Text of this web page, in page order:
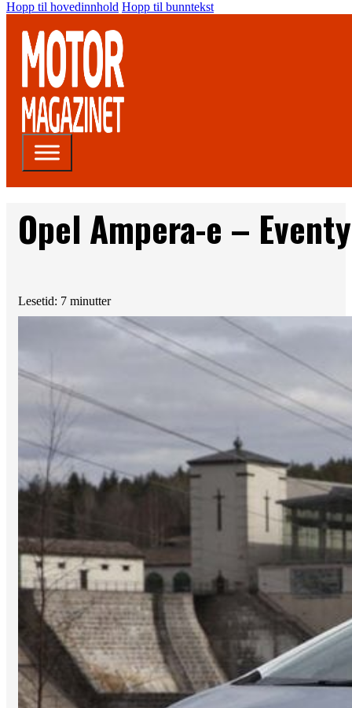
Hopp til hovedinnhold Hopp til bunntekst
Opel Ampera-e –
Lesetid: 7 minutter